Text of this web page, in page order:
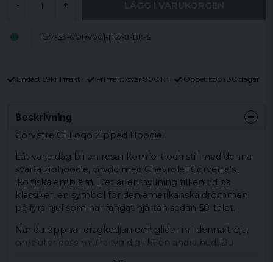
- +
GM-33-CORV001-H67-8-BK-S
Endast 59kr i frakt Fri frakt över 800 kr Öppet köp i 30 dagar
Beskrivning
Corvette C1 Logo Zipped Hoodie.
Låt varje dag bli en resa i komfort och stil med denna
svarta ziphoodie, prydd med Chevrolet Corvette's
ikoniska emblem. Det är en hyllning till en tidlös
klassiker, en symbol för den amerikanska drömmen
på fyra hjul som har fångat hjärtan sedan 50-talet.
När du öppnar dragkedjan och glider in i denna tröja,
omsluter dess mjuka tyg dig likt en andra hud. Du